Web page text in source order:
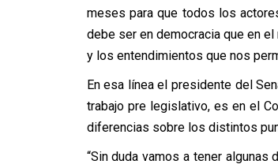
meses para que todos los
debe ser en democracia que en
y los entendimientos que nos
En esa línea el presidente del
trabajo pre legislativo, es en el
diferencias sobre los distintos
“Sin duda vamos a tener